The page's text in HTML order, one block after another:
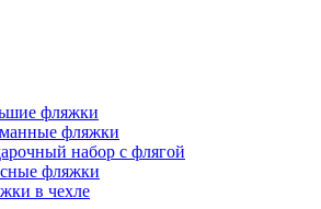
фляжки
фляжки
набор с флягой
фляжки
в чехле